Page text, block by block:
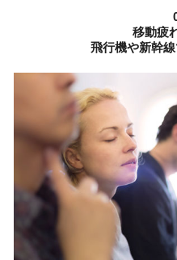
移動疲
飛行機や新幹